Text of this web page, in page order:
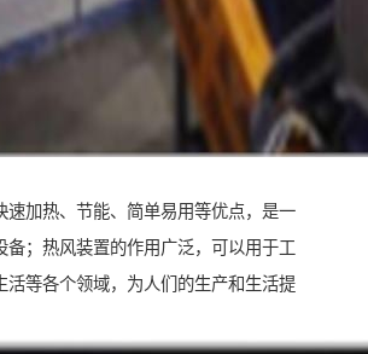
速加热、节能、简单易用等优点，是一
备；热风装置的作用广泛，可以用于工
活等各个领域，为人们的生产和生活提